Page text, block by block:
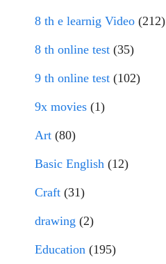
8 th e learnig Video (212)
8 th online test (35)
9 th online test (102)
9x movies (1)
Art (80)
Basic English (12)
Craft (31)
drawing (2)
Education (195)